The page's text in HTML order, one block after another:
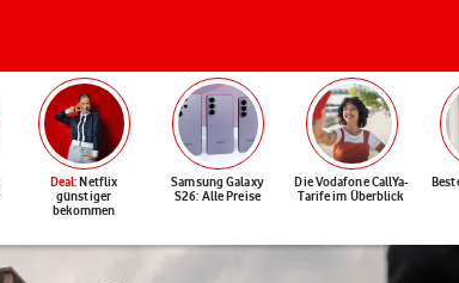
Deal: Netflix
günstiger
bekommen
Samsung Galaxy
S26: Alle Preise
Die Vodafone CallYa-
Tarife im Überblick